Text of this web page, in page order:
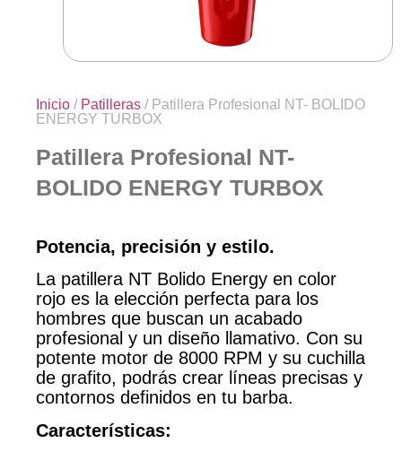
Inicio / Patilleras / Patillera Profesional NT- BOLIDO
ENERGY TURBOX
Patillera Profesional NT-
BOLIDO ENERGY TURBOX
Potencia, precisión y estilo.
La patillera NT Bolido Energy en color
rojo es la elección perfecta para los
hombres que buscan un acabado
profesional y un diseño llamativo. Con su
potente motor de 8000 RPM y su cuchilla
de grafito, podrás crear líneas precisas y
contornos definidos en tu barba.
Características: